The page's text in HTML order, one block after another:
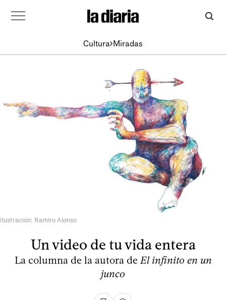
Cultura Miradas
Ilustración: Ramiro Alonso
Un video de tu vida entera
La columna de la autora de El infinito en un
junco